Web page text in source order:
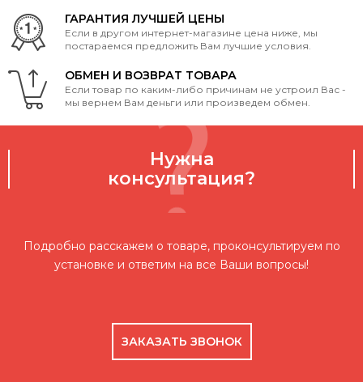
ГАРАНТИЯ ЛУЧШЕЙ ЦЕНЫ
Если в другом интернет-магазине цена ниже, мы
постараемся предложить Вам лучшие условия.
ОБМЕН И ВОЗВРАТ ТОВАРА
Если товар по каким-либо причинам не устроил Вас -
мы вернем Вам деньги или произведем обмен.
Нужна
консультация?
Подробно расскажем о товаре, проконсультируем по
установке и ответим на все Ваши вопросы!
ЗАКАЗАТЬ ЗВОНОК